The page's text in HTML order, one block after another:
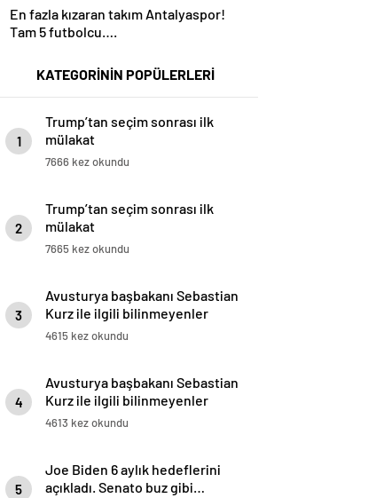
En fazla kızaran takım Antalyaspor!
Tam 5 futbolcu….
KATEGORİNİN POPÜLERLERİ
1
Trump’tan seçim sonrası ilk
mülakat
7666 kez okundu
2
Trump’tan seçim sonrası ilk
mülakat
7665 kez okundu
3
Avusturya başbakanı Sebastian
Kurz ile ilgili bilinmeyenler
4615 kez okundu
4
Avusturya başbakanı Sebastian
Kurz ile ilgili bilinmeyenler
4613 kez okundu
5
Joe Biden 6 aylık hedeflerini
açıkladı. Senato buz gibi…